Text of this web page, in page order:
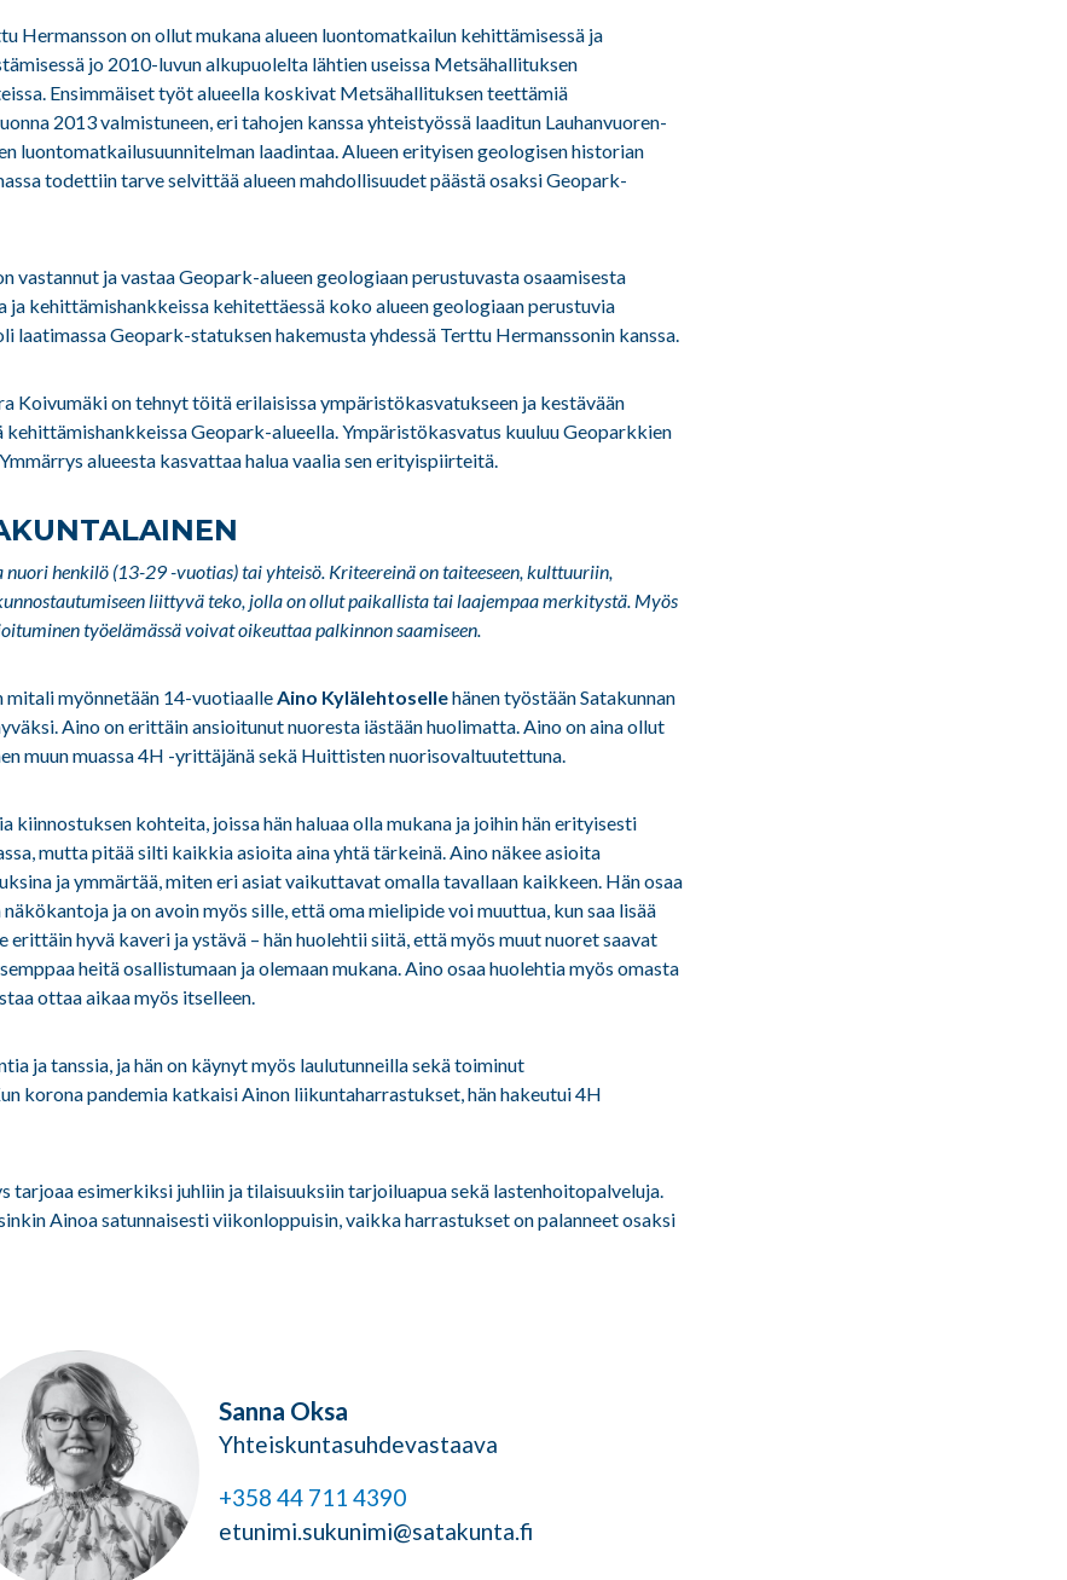
Hermansson on ollut mukana alueen luontomatkailun kehittämisessä ja
jo 2010-luvun alkupuolelta lähtien useissa Metsähallituksen
Ensimmäiset työt alueella koskivat Metsähallituksen teettämiä
2013 valmistuneen, eri tahojen kanssa yhteistyössä laaditun Lauhanvuoren-
luontomatkailusuunnitelman laadintaa. Alueen erityisen geologisen historian
todettiin tarve selvittää alueen mahdollisuudet päästä osaksi Geopark-
vastannut ja vastaa Geopark-alueen geologiaan perustuvasta osaamisesta
ja kehittämishankkeissa kehitettäessä koko alueen geologiaan perustuvia
laatimassa Geopark-statuksen hakemusta yhdessä Terttu Hermanssonin kanssa.
Koivumäki on tehnyt töitä erilaisissa ympäristökasvatukseen ja kestävään
Geopark-alueella. Ympäristökasvatus kuuluu Geoparkkien
alueesta kasvattaa halua vaalia sen erityispiirteitä.
nuori henkilö (13-29 -vuotias) tai yhteisö. Kriteereinä on taiteeseen, kulttuuriin,
liittyvä teko, jolla on ollut paikallista tai laajempaa merkitystä. Myös
työelämässä voivat oikeuttaa palkinnon saamiseen.
mitali myönnetään 14-vuotiaalleAino Kylälehtosellehänen työstään Satakunnan
Aino on erittäin ansioitunut nuoresta iästään huolimatta. Aino on aina ollut
muun muassa 4H -yrittäjänä sekä Huittisten nuorisovaltuutettuna.
kiinnostuksen kohteita, joissa hän haluaa olla mukana ja joihin hän erityisesti
mutta pitää silti kaikkia asioita aina yhtä tärkeinä. Aino näkee asioita
ja ymmärtää, miten eri asiat vaikuttavat omalla tavallaan kaikkeen. Hän osaa
ja on avoin myös sille, että oma mielipide voi muuttua, kun saa lisää
erittäin hyvä kaveri ja ystävä – hän huolehtii siitä, että myös muut nuoret saavat
heitä osallistumaan ja olemaan mukana. Aino osaa huolehtia myös omasta
ottaa aikaa myös itselleen.
ja tanssia, ja hän on käynyt myös laulutunneilla sekä toiminut
korona pandemia katkaisi Ainon liikuntaharrastukset, hän hakeutui 4H
tarjoaa esimerkiksi juhliin ja tilaisuuksiin tarjoiluapua sekä lastenhoitopalveluja.
Ainoa satunnaisesti viikonloppuisin, vaikka harrastukset on palanneet osaksi
Sanna Oksa
Yhteiskuntasuhdevastaava
+358 44 711 4390
etunimi.sukunimi@satakunta.fi